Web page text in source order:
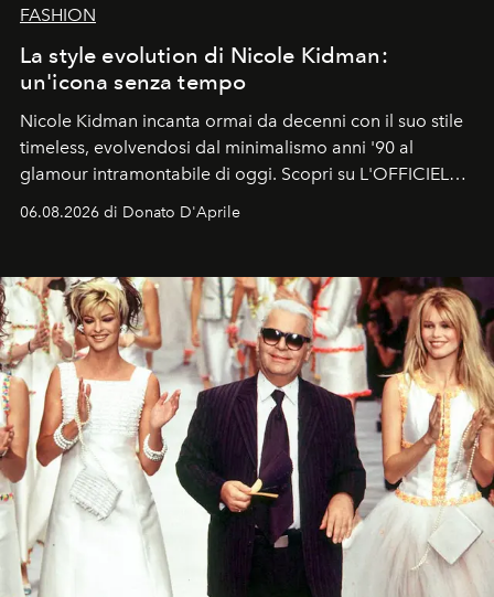
FASHION
La style evolution di Nicole Kidman:
un'icona senza tempo
Nicole Kidman incanta ormai da decenni con il suo stile
timeless, evolvendosi dal minimalismo anni '90 al
glamour intramontabile di oggi. Scopri su L'OFFICIEL
Italia la sua style evolution.
06.08.2026 di Donato D'Aprile